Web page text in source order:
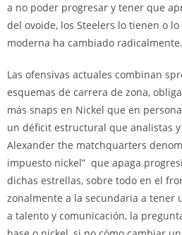
a no poder progresar y tener que
del ovoide, los Steelers lo tienen o
moderna ha cambiado radicalmente.
Las ofensivas actuales combinan
esquemas de carrera de zona,
más snaps en Nickel que en
un déficit estructural que analistas y
Alexander the matchquarters
impuesto nickel” que apaga
dichas estrellas, sobre todo en el
zonalmente a la secundaria a tener
a talento y comunicación, la